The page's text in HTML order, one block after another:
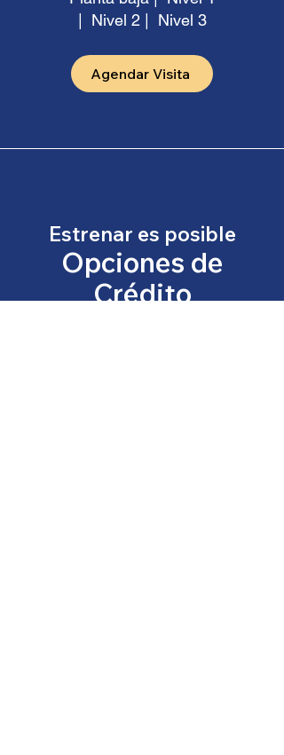
| Nivel 2 | Nivel 3
Agendar Visita
Estrenar es posible
Opciones de
Crédito